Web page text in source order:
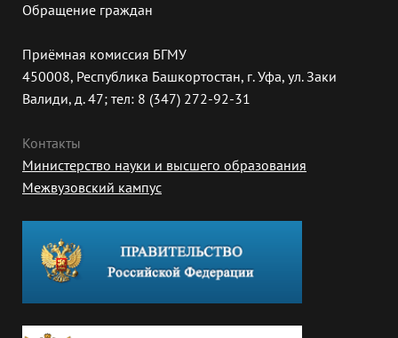
Обращение граждан
Приёмная комиссия БГМУ
450008, Республика Башкортостан, г. Уфа, ул. Заки
Валиди, д. 47; тел: 8 (347) 272-92-31
Контакты
Министерство науки и высшего образования
Межвузовский кампус